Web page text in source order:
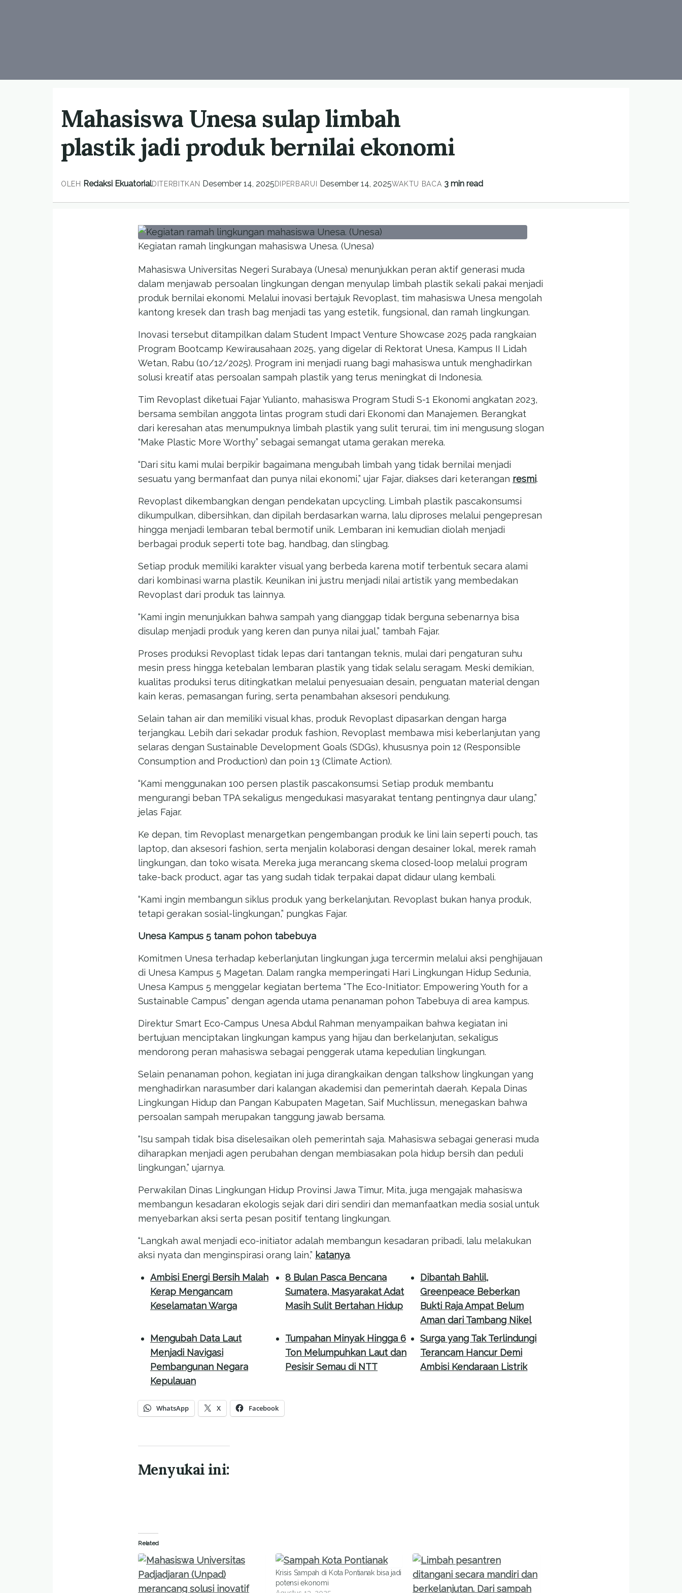
Mahasiswa Unesa sulap limbah
plastik jadi produk bernilai ekonomi
OLEH Redaksi EkuatorialDITERBITKAN Desember 14, 2025DIPERBARUI Desember 14, 2025WAKTU BACA 3 min read
Kegiatan ramah lingkungan mahasiswa Unesa. (Unesa)
Mahasiswa Universitas Negeri Surabaya (Unesa) menunjukkan peran aktif generasi muda
dalam menjawab persoalan lingkungan dengan menyulap limbah plastik sekali pakai menjadi
produk bernilai ekonomi. Melalui inovasi bertajuk Revoplast, tim mahasiswa Unesa mengolah
kantong kresek dan trash bag menjadi tas yang estetik, fungsional, dan ramah lingkungan.
Inovasi tersebut ditampilkan dalam Student Impact Venture Showcase 2025 pada rangkaian
Program Bootcamp Kewirausahaan 2025, yang digelar di Rektorat Unesa, Kampus II Lidah
Wetan, Rabu (10/12/2025). Program ini menjadi ruang bagi mahasiswa untuk menghadirkan
solusi kreatif atas persoalan sampah plastik yang terus meningkat di Indonesia.
Tim Revoplast diketuai Fajar Yulianto, mahasiswa Program Studi S-1 Ekonomi angkatan 2023,
bersama sembilan anggota lintas program studi dari Ekonomi dan Manajemen. Berangkat
dari keresahan atas menumpuknya limbah plastik yang sulit terurai, tim ini mengusung slogan
“Make Plastic More Worthy” sebagai semangat utama gerakan mereka.
“Dari situ kami mulai berpikir bagaimana mengubah limbah yang tidak bernilai menjadi
sesuatu yang bermanfaat dan punya nilai ekonomi,” ujar Fajar, diakses dari keterangan resmi.
Revoplast dikembangkan dengan pendekatan upcycling. Limbah plastik pascakonsumsi
dikumpulkan, dibersihkan, dan dipilah berdasarkan warna, lalu diproses melalui pengepresan
hingga menjadi lembaran tebal bermotif unik. Lembaran ini kemudian diolah menjadi
berbagai produk seperti tote bag, handbag, dan slingbag.
Setiap produk memiliki karakter visual yang berbeda karena motif terbentuk secara alami
dari kombinasi warna plastik. Keunikan ini justru menjadi nilai artistik yang membedakan
Revoplast dari produk tas lainnya.
“Kami ingin menunjukkan bahwa sampah yang dianggap tidak berguna sebenarnya bisa
disulap menjadi produk yang keren dan punya nilai jual,” tambah Fajar.
Proses produksi Revoplast tidak lepas dari tantangan teknis, mulai dari pengaturan suhu
mesin press hingga ketebalan lembaran plastik yang tidak selalu seragam. Meski demikian,
kualitas produksi terus ditingkatkan melalui penyesuaian desain, penguatan material dengan
kain keras, pemasangan furing, serta penambahan aksesori pendukung.
Selain tahan air dan memiliki visual khas, produk Revoplast dipasarkan dengan harga
terjangkau. Lebih dari sekadar produk fashion, Revoplast membawa misi keberlanjutan yang
selaras dengan Sustainable Development Goals (SDGs), khususnya poin 12 (Responsible
Consumption and Production) dan poin 13 (Climate Action).
“Kami menggunakan 100 persen plastik pascakonsumsi. Setiap produk membantu
mengurangi beban TPA sekaligus mengedukasi masyarakat tentang pentingnya daur ulang,”
jelas Fajar.
Ke depan, tim Revoplast menargetkan pengembangan produk ke lini lain seperti pouch, tas
laptop, dan aksesori fashion, serta menjalin kolaborasi dengan desainer lokal, merek ramah
lingkungan, dan toko wisata. Mereka juga merancang skema closed-loop melalui program
take-back product, agar tas yang sudah tidak terpakai dapat didaur ulang kembali.
“Kami ingin membangun siklus produk yang berkelanjutan. Revoplast bukan hanya produk,
tetapi gerakan sosial-lingkungan,” pungkas Fajar.
Unesa Kampus 5 tanam pohon tabebuya
Komitmen Unesa terhadap keberlanjutan lingkungan juga tercermin melalui aksi penghijauan
di Unesa Kampus 5 Magetan. Dalam rangka memperingati Hari Lingkungan Hidup Sedunia,
Unesa Kampus 5 menggelar kegiatan bertema “The Eco-Initiator: Empowering Youth for a
Sustainable Campus” dengan agenda utama penanaman pohon Tabebuya di area kampus.
Direktur Smart Eco-Campus Unesa Abdul Rahman menyampaikan bahwa kegiatan ini
bertujuan menciptakan lingkungan kampus yang hijau dan berkelanjutan, sekaligus
mendorong peran mahasiswa sebagai penggerak utama kepedulian lingkungan.
Selain penanaman pohon, kegiatan ini juga dirangkaikan dengan talkshow lingkungan yang
menghadirkan narasumber dari kalangan akademisi dan pemerintah daerah. Kepala Dinas
Lingkungan Hidup dan Pangan Kabupaten Magetan, Saif Muchlissun, menegaskan bahwa
persoalan sampah merupakan tanggung jawab bersama.
“Isu sampah tidak bisa diselesaikan oleh pemerintah saja. Mahasiswa sebagai generasi muda
diharapkan menjadi agen perubahan dengan membiasakan pola hidup bersih dan peduli
lingkungan,” ujarnya.
Perwakilan Dinas Lingkungan Hidup Provinsi Jawa Timur, Mita, juga mengajak mahasiswa
membangun kesadaran ekologis sejak dari diri sendiri dan memanfaatkan media sosial untuk
menyebarkan aksi serta pesan positif tentang lingkungan.
“Langkah awal menjadi eco-initiator adalah membangun kesadaran pribadi, lalu melakukan
aksi nyata dan menginspirasi orang lain,” katanya.
Ambisi Energi Bersih Malah
Kerap Mengancam
Keselamatan Warga
8 Bulan Pasca Bencana
Sumatera, Masyarakat Adat
Masih Sulit Bertahan Hidup
Dibantah Bahlil,
Greenpeace Beberkan
Bukti Raja Ampat Belum
Aman dari Tambang Nikel
Mengubah Data Laut
Menjadi Navigasi
Pembangunan Negara
Kepulauan
Tumpahan Minyak Hingga 6
Ton Melumpuhkan Laut dan
Pesisir Semau di NTT
Surga yang Tak Terlindungi
Terancam Hancur Demi
Ambisi Kendaraan Listrik
WhatsApp X Facebook
Menyukai ini:
Related
Krisis Sampah di Kota Pontianak bisa jadi
potensi ekonomi